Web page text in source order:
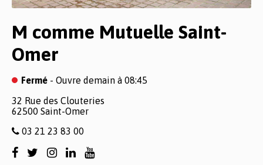
M comme Mutuelle Saint-
Omer
Fermé - Ouvre demain à 08:45
32 Rue des Clouteries
62500 Saint-Omer
03 21 23 83 00